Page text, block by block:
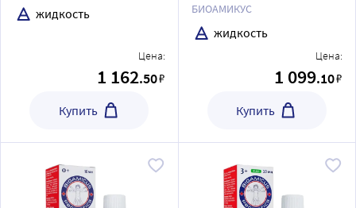
жидкость
Цена:
1 162.50₽
Купить
БИОАМИКУС
жидкость
Цена:
1 099.10₽
Купить